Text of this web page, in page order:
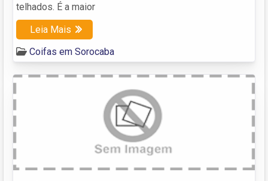
telhados. É a maior
Leia Mais
Coifas em Sorocaba